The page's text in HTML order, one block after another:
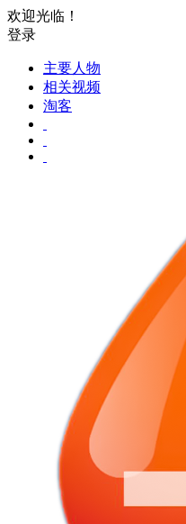
欢迎光临！
登录
主要人物
相关视频
淘客